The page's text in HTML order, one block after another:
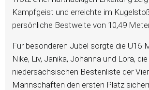
Kampfgeist und erreichte im
persönliche Bestweite von 10,49
Für besonderen Jubel sorgte die
Nike, Liv, Janika, Johanna und Lora,
niedersächsischen Bestenliste der
Mannschaften den ersten Platz